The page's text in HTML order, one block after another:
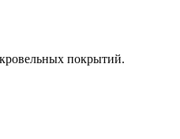
покрытий.